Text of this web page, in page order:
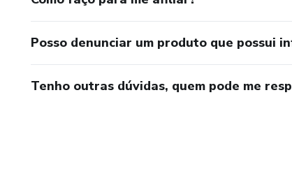
Posso denunciar um produto que possui
Tenho outras dúvidas, quem pode me